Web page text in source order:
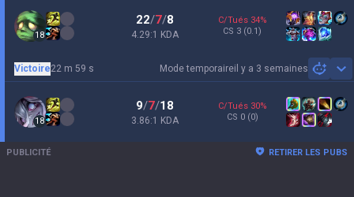
18
22/7/8
4.29:1 KDA
C/Tués 34%
CS 3 (0.1)
Mode temporaireil y a 3 semaines
Victoire22 m 59 s
18
9/7/18
3.86:1 KDA
C/Tués 30%
CS 0 (0)
PUBLICITÉ RETIRER LES PUBS